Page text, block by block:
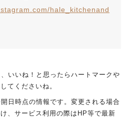
hale_kitchenand
いいね！と思ったらハートマークや
てくださいね。
日時点の情報です。変更される場合
、サービス利用の際はHP等で最新